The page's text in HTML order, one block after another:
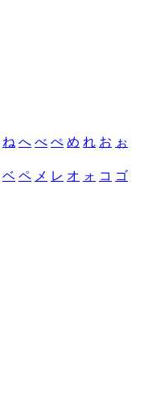
ね へ べ ぺ め れ お ぉ
ベ ペ メ レ オ ォ コ ゴ